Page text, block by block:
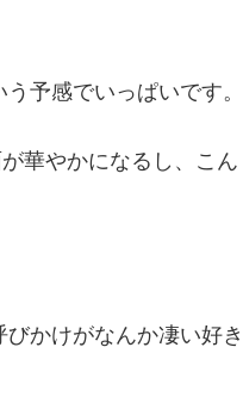
予感でいっぱいです。
華やかになるし、こん
かけがなんか凄い好き